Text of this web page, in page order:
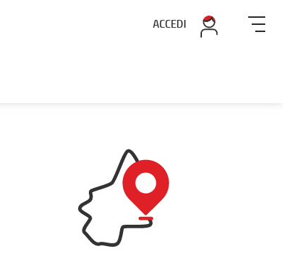
ACCEDI